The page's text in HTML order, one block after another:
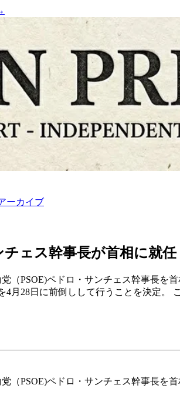
ーカイブ
ェス幹事長が首相に就任
（PSOE)ペドロ・サンチェス幹事長を
月28日に前倒しして行うことを決定。
（PSOE)ペドロ・サンチェス幹事長を